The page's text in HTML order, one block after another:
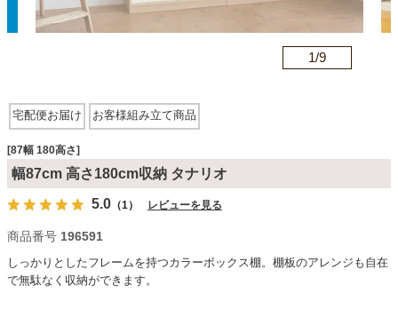
ソファ
ダイニングテーブル・セット
椅子・チェア
食器棚・キッチン収納
1/9
宅配便お届け お客様組み立て商品
[87幅 180高さ]
幅87cm 高さ180cm収納 タナリオ
5.0 （1） レビューを見る
商品番号 196591
しっかりとしたフレームを持つカラーボックス棚。棚板のアレンジも自在
で無駄なく収納ができます。